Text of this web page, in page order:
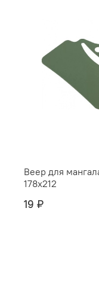
Веер для
178х212
19 ₽